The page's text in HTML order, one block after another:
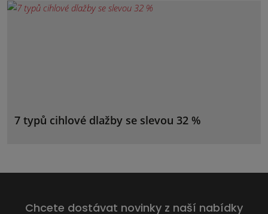
7 typů cihlové dlažby se slevou 32 %
Chcete dostávat novinky z naší nabídky